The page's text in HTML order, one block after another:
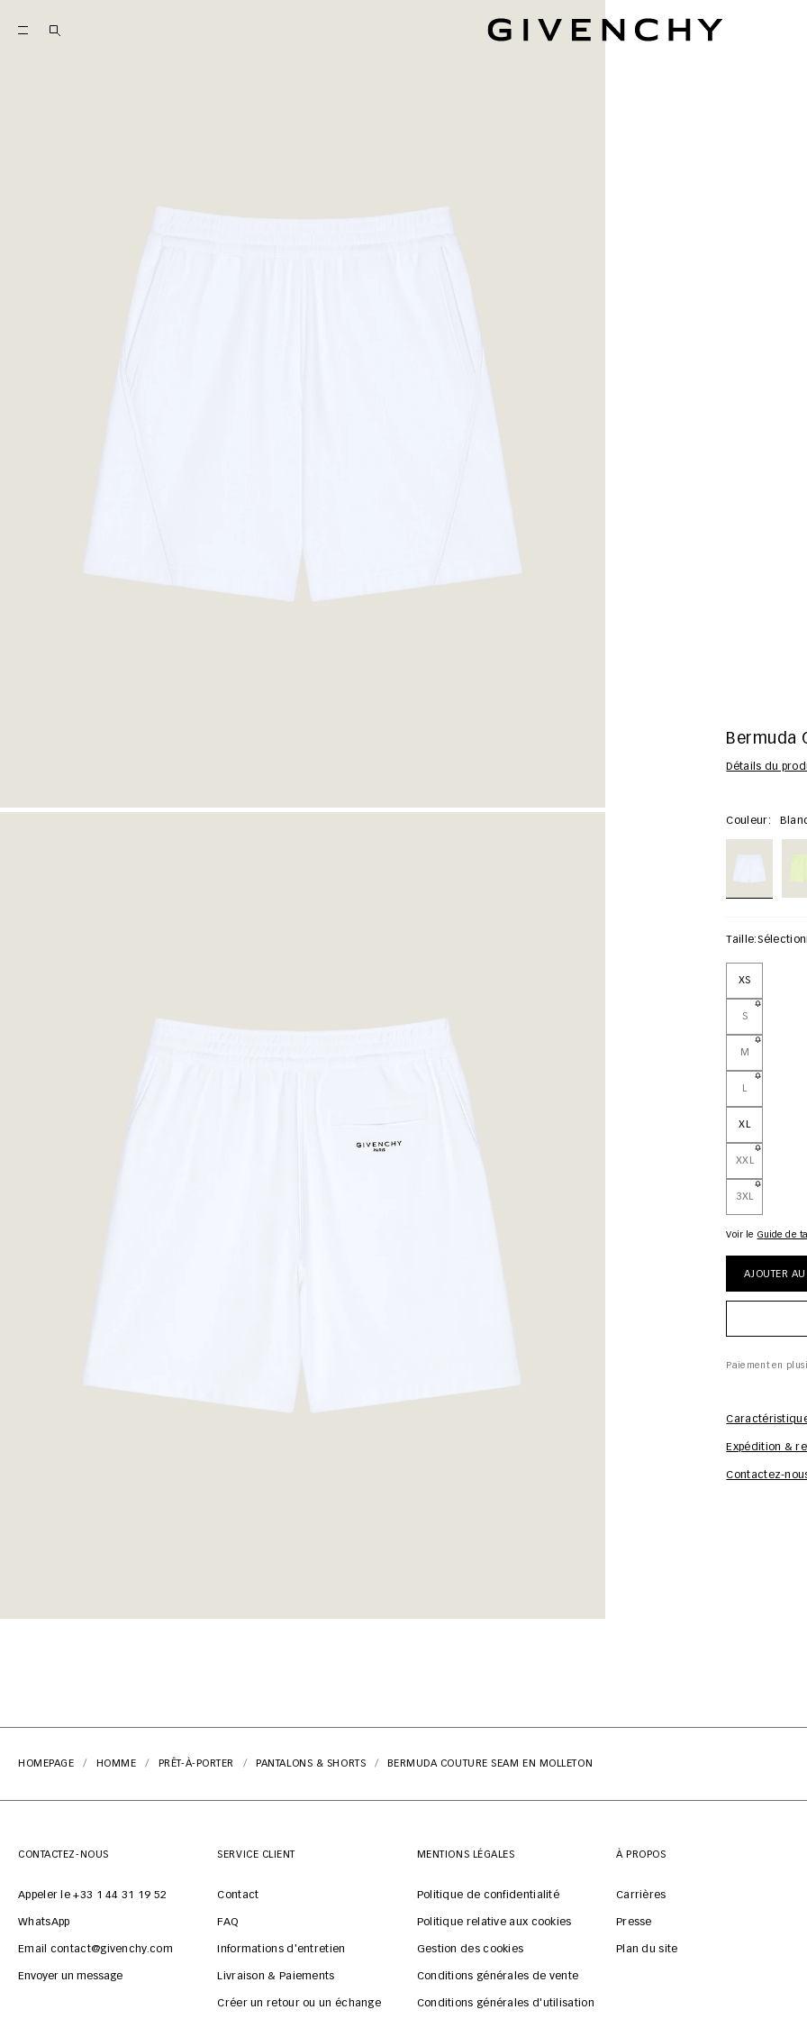
Givenchy
Bermuda
Détails du
Couleur:
Taille:
XS
S
M
L
XL
XXL
3XL
Voir le guide de
AJOUTER AU
Paiement en
Expédition &
Contactez-
HOMEPAGE HOMME PRÊT-À-PORTER PANTALONS & SHORTS BERMUDA COUTURE SEAM EN MOLLETON
CONTACTEZ-NOUS
Appeler le +33 1 44 31 19 52
WhatsApp
Email contact@givenchy.com
Envoyer un message
SERVICE CLIENT
Contact
FAQ
Informations d'entretien
Livraison & Paiements
Créer un retour ou un échange
MENTIONS LÉGALES
Politique de confidentialité
Politique relative aux cookies
Gestion des cookies
Conditions générales de vente
Conditions générales d'utilisation
À PROPOS
Carrières
Presse
Plan du site